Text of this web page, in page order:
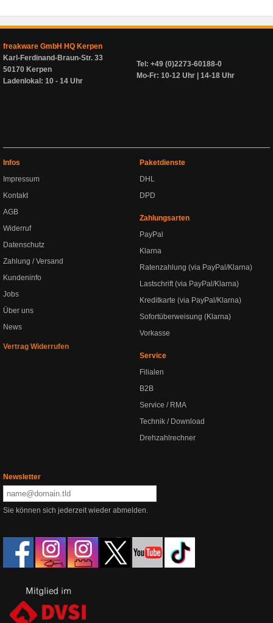
freakware GmbH HQ Kerpen
Karl-Ferdinand-Braun-Str. 33
50170 Kerpen
Ladenlokal: 10 - 14 Uhr
Tel: +49 (0)2273-60188-0
Mo-Fr: 10-12 Uhr | 14-18 Uhr
Infos
Impressum
Kontakt
AGB
Widerruf
Datenschutz
Zahlung / Versand
Kundeninfo
Jobs
Über uns
News
Vertrag Widerrufen
Paketdienste
DHL
DPD
Zahlungsarten
PayPal
Klarna
Ratenzahlung (via PayPal/Klarna)
Lastschrift (via PayPal/Klarna)
Kreditkarte (via PayPal/Klarna)
Sofortüberweisung (Klarna)
Vorkasse
Service
Filialen
B2B
Service / RMA
Technik / Download
Drehzahlrechner
Newsletter
Sie können sich jederzeit wieder abmelden.